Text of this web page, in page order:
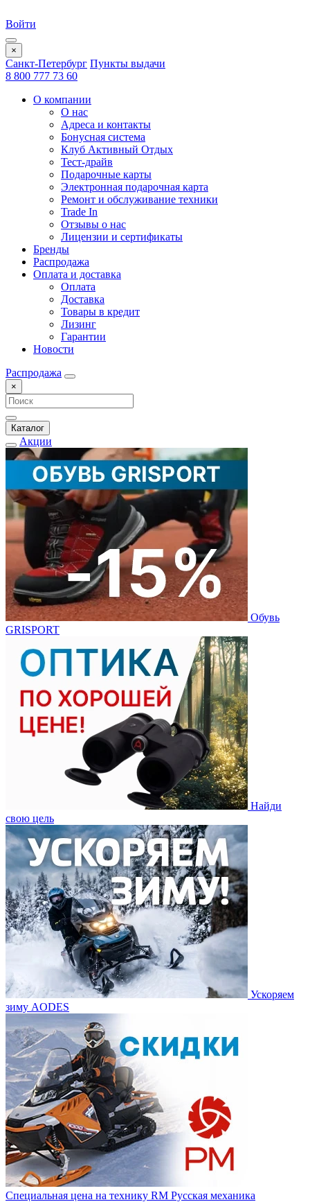
Войти
×
Санкт-Петербург Пункты выдачи
8 800 777 73 60
О компании
О нас
Адреса и контакты
Бонусная система
Клуб Активный Отдых
Тест-драйв
Подарочные карты
Электронная подарочная карта
Ремонт и обслуживание техники
Trade In
Отзывы о нас
Лицензии и сертификаты
Бренды
Распродажа
Оплата и доставка
Оплата
Доставка
Товары в кредит
Лизинг
Гарантии
Новости
Распродажа
×
Каталог
Акции
Обувь
GRISPORT
Найди
свою цель
Ускоряем
зиму AODES
Специальная цена на технику RM Русская механика